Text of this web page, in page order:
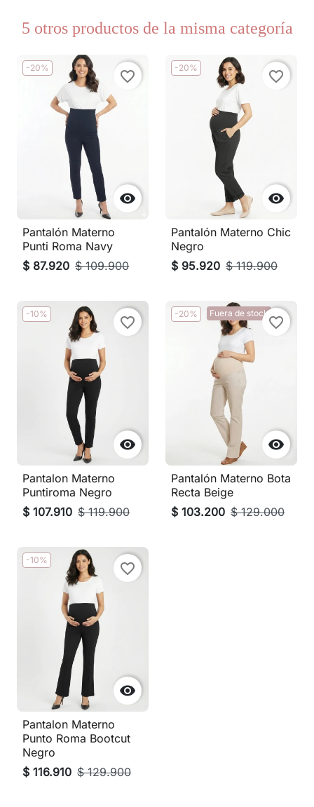
5 otros productos de la misma categoría
-20%

favorite_border
Pantalón Materno
Punti Roma Navy
$ 87.920 $ 109.900
-20%

favorite_border
Pantalón Materno Chic
Negro
$ 95.920 $ 119.900
-10%

favorite_border
Pantalon Materno
Puntiroma Negro
$ 107.910 $ 119.900
-20% Fuera de stock

favorite_border
Pantalón Materno Bota
Recta Beige
$ 103.200 $ 129.000
-10%

favorite_border
Pantalon Materno
Punto Roma Bootcut
Negro
$ 116.910 $ 129.900